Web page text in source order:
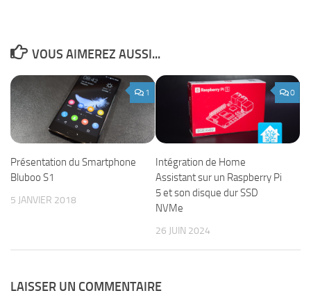
VOUS AIMEREZ AUSSI...
1
Présentation du Smartphone
Bluboo S1
5 JANVIER 2018
0
Intégration de Home
Assistant sur un Raspberry Pi
5 et son disque dur SSD
NVMe
26 JUIN 2024
LAISSER UN COMMENTAIRE